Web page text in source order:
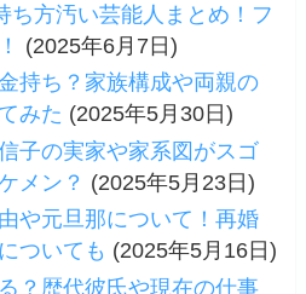
ち方汚い芸能人まとめ！フ
(2025年6月7日)
持ち？家族構成や両親の
みた (2025年5月30日)
子の実家や家系図がスゴ
メン？ (2025年5月23日)
や元旦那について！再婚
ついても (2025年5月16日)
？歴代彼氏や現在の仕事